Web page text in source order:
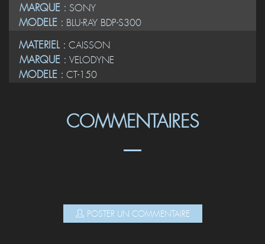
MARQUE : SONY
MODELE : BLU-RAY BDP-S300
MATERIEL : CAISSON
MARQUE : VELODYNE
MODELE : CT-150
COMMENTAIRES
POSTER UN COMMENTAIRE